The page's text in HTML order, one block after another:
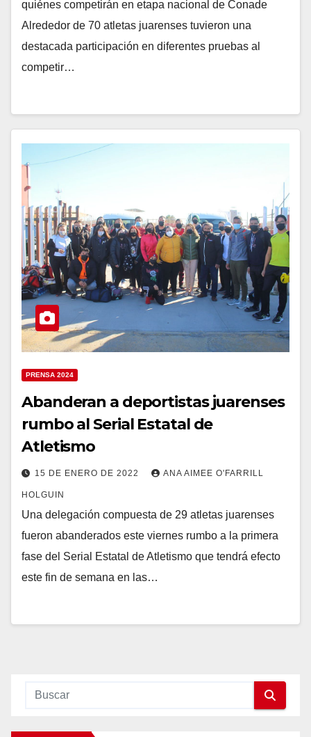
quiénes competirán en etapa nacional de Conade
Alrededor de 70 atletas juarenses tuvieron una
destacada participación en diferentes pruebas al
competir…
PRENSA 2024
Abanderan a deportistas juarenses
rumbo al Serial Estatal de
Atletismo
15 DE ENERO DE 2022 ANA AIMEE O'FARRILL
HOLGUIN
Una delegación compuesta de 29 atletas juarenses
fueron abanderados este viernes rumbo a la primera
fase del Serial Estatal de Atletismo que tendrá efecto
este fin de semana en las…